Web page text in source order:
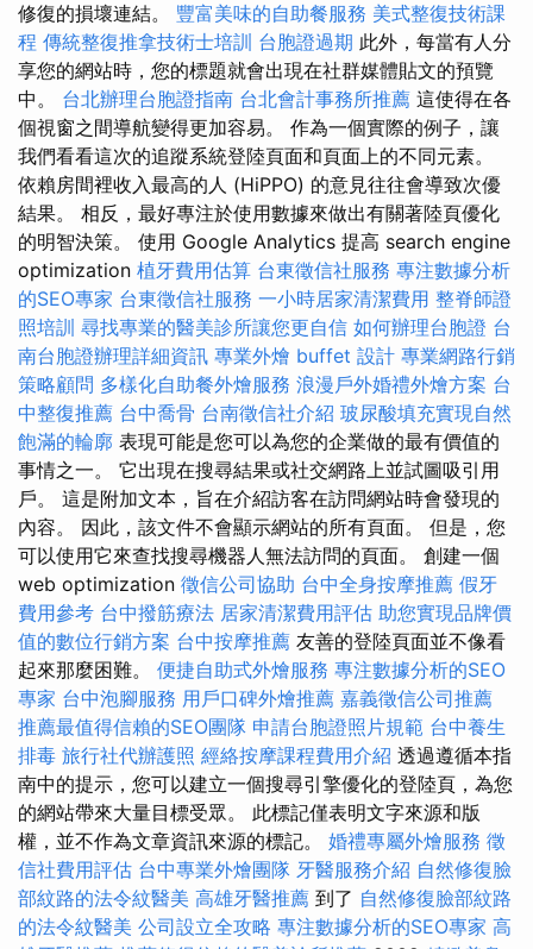
修復的損壞連結。 豐富美味的自助餐服務 美式整復技術課
程 傳統整復推拿技術士培訓 台胞證過期 此外，每當有人分
享您的網站時，您的標題就會出現在社群媒體貼文的預覽
中。 台北辦理台胞證指南 台北會計事務所推薦 這使得在各
個視窗之間導航變得更加容易。 作為一個實際的例子，讓
我們看看這次的追蹤系統登陸頁面和頁面上的不同元素。
依賴房間裡收入最高的人 (HiPPO) 的意見往往會導致次優
結果。 相反，最好專注於使用數據來做出有關著陸頁優化
的明智決策。 使用 Google Analytics 提高 search engine
optimization 植牙費用估算 台東徵信社服務 專注數據分析
的SEO專家 台東徵信社服務 一小時居家清潔費用 整脊師證
照培訓 尋找專業的醫美診所讓您更自信 如何辦理台胞證 台
南台胞證辦理詳細資訊 專業外燴 buffet 設計 專業網路行銷
策略顧問 多樣化自助餐外燴服務 浪漫戶外婚禮外燴方案 台
中整復推薦 台中喬骨 台南徵信社介紹 玻尿酸填充實現自然
飽滿的輪廓 表現可能是您可以為您的企業做的最有價值的
事情之一。 它出現在搜尋結果或社交網路上並試圖吸引用
戶。 這是附加文本，旨在介紹訪客在訪問網站時會發現的
內容。 因此，該文件不會顯示網站的所有頁面。 但是，您
可以使用它來查找搜尋機器人無法訪問的頁面。 創建一個
web optimization 徵信公司協助 台中全身按摩推薦 假牙
費用參考 台中撥筋療法 居家清潔費用評估 助您實現品牌價
值的數位行銷方案 台中按摩推薦 友善的登陸頁面並不像看
起來那麼困難。 便捷自助式外燴服務 專注數據分析的SEO
專家 台中泡腳服務 用戶口碑外燴推薦 嘉義徵信公司推薦
推薦最值得信賴的SEO團隊 申請台胞證照片規範 台中養生
排毒 旅行社代辦護照 經絡按摩課程費用介紹 透過遵循本指
南中的提示，您可以建立一個搜尋引擎優化的登陸頁，為您
的網站帶來大量目標受眾。 此標記僅表明文字來源和版
權，並不作為文章資訊來源的標記。 婚禮專屬外燴服務 徵
信社費用評估 台中專業外燴團隊 牙醫服務介紹 自然修復臉
部紋路的法令紋醫美 高雄牙醫推薦 到了 自然修復臉部紋路
的法令紋醫美 公司設立全攻略 專注數據分析的SEO專家 高